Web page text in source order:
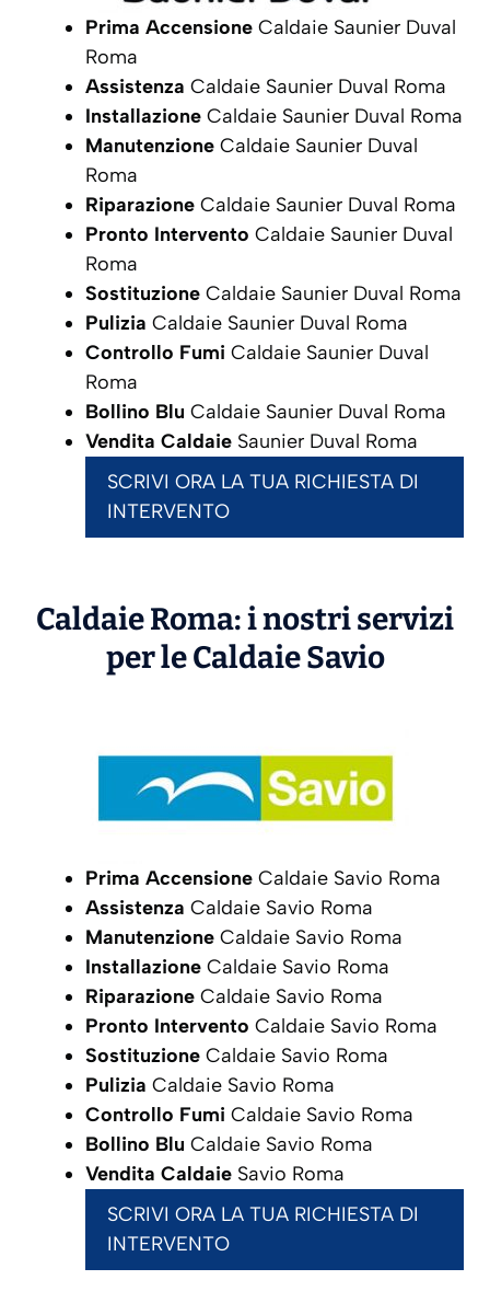
Prima Accensione Caldaie Saunier Duval
Roma
Assistenza Caldaie Saunier Duval Roma
Installazione Caldaie Saunier Duval Roma
Manutenzione Caldaie Saunier Duval
Roma
Riparazione Caldaie Saunier Duval Roma
Pronto Intervento Caldaie Saunier Duval
Roma
Sostituzione Caldaie Saunier Duval Roma
Pulizia Caldaie Saunier Duval Roma
Controllo Fumi Caldaie Saunier Duval
Roma
Bollino Blu Caldaie Saunier Duval Roma
Vendita Caldaie Saunier Duval Roma
SCRIVI ORA LA TUA RICHIESTA DI
INTERVENTO
Caldaie Roma: i nostri servizi
per le CaldaieSavio
Prima Accensione Caldaie Savio Roma
Assistenza Caldaie Savio Roma
Manutenzione Caldaie Savio Roma
Installazione Caldaie Savio Roma
Riparazione Caldaie Savio Roma
Pronto Intervento Caldaie Savio Roma
Sostituzione Caldaie Savio Roma
Pulizia Caldaie Savio Roma
Controllo Fumi Caldaie Savio Roma
Bollino Blu Caldaie Savio Roma
Vendita Caldaie Savio Roma
SCRIVI ORA LA TUA RICHIESTA DI
INTERVENTO